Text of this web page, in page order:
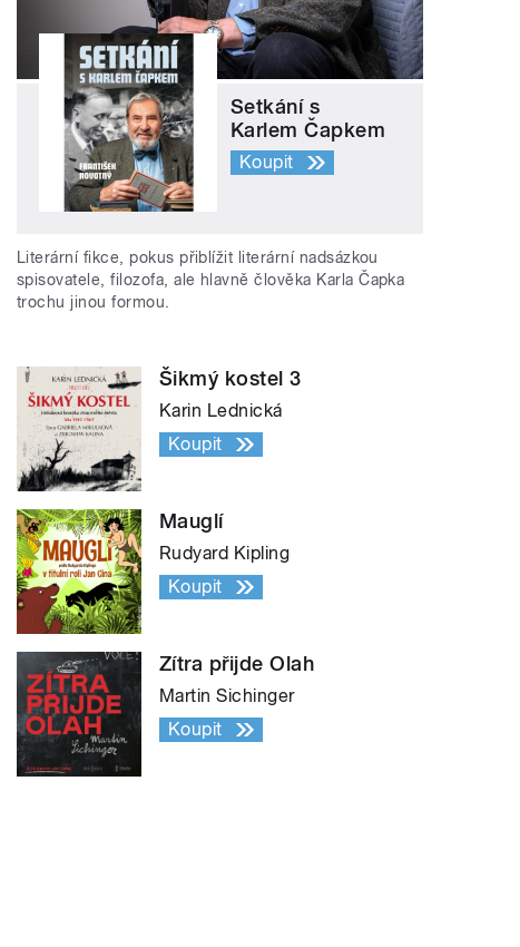
Setkání s
Karlem Čapkem
Koupit
Literární fikce, pokus přiblížit literární nadsázkou
spisovatele, filozofa, ale hlavně člověka Karla Čapka
trochu jinou formou.
Šikmý kostel 3
Karin Lednická
Koupit
Mauglí
Rudyard Kipling
Koupit
Zítra přijde Olah
Martin Sichinger
Koupit